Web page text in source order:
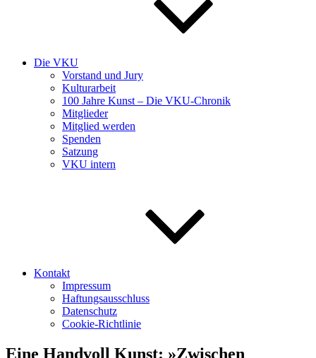
Die VKU
Vorstand und Jury
Kulturarbeit
100 Jahre Kunst – Die VKU-Chronik
Mitglieder
Mitglied werden
Spenden
Satzung
VKU intern
Kontakt
Impressum
Haftungsausschluss
Datenschutz
Cookie-Richtlinie
Eine Handvoll Kunst: »Zwischen